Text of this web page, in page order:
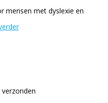
mensen met dyslexie en